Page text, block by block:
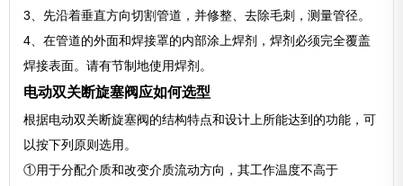
3、先沿着垂直方向切割管道，并修整、去除毛刺，测量管径。
4、在管道的外面和焊接罩的内部涂上焊剂，焊剂必须完全覆盖
焊接表面。请有节制地使用焊剂。
电动双关断旋塞阀应如何选型
根据电动双关断旋塞阀的结构特点和设计上所能达到的功能，可
以按下列原则选用。
①用于分配介质和改变介质流动方向，其工作温度不高于